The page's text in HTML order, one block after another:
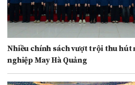
Nhiều chính sách vượt trội thu hút
nghiệp May Hà Quảng